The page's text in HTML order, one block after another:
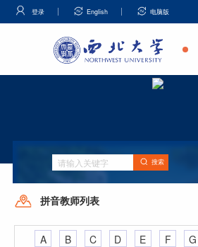
登录 English 电脑版
搜索
拼音教师列表
A B C D E F G